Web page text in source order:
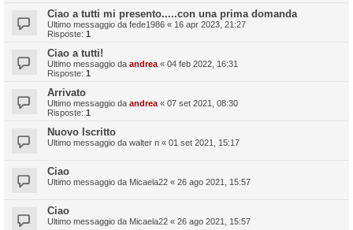
Ciao a tutti mi presento.....con una prima domanda
Ultimo messaggio da fede1986 « 16 apr 2023, 21:27
Risposte: 1
Ciao a tutti!
Ultimo messaggio da andrea « 04 feb 2022, 16:31
Risposte: 1
Arrivato
Ultimo messaggio da andrea « 07 set 2021, 08:30
Risposte: 1
Nuovo Iscritto
Ultimo messaggio da walter n « 01 set 2021, 15:17
Ciao
Ultimo messaggio da Micaela22 « 26 ago 2021, 15:57
Ciao
Ultimo messaggio da Micaela22 « 26 ago 2021, 15:57